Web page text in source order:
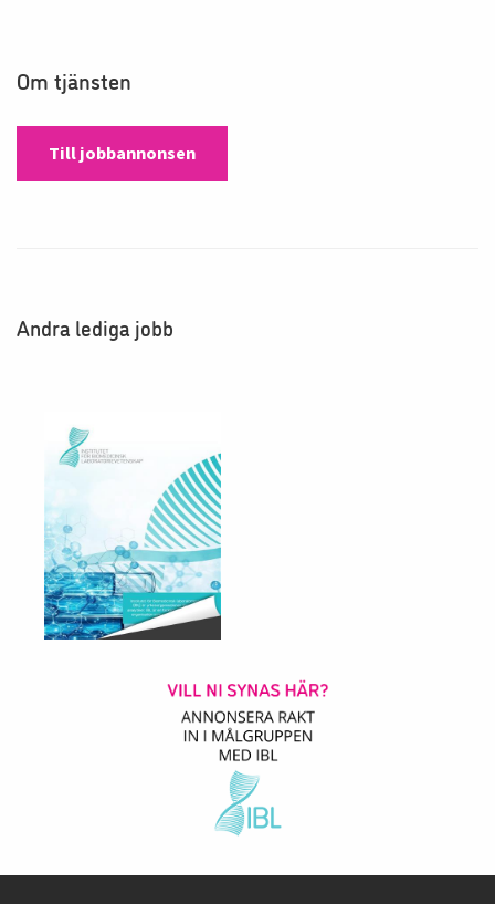
Om tjänsten
Till jobbannonsen
Andra lediga jobb